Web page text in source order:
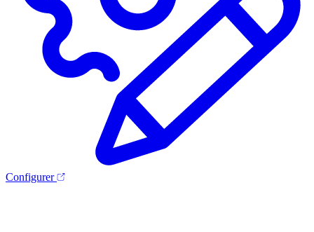
Configurer